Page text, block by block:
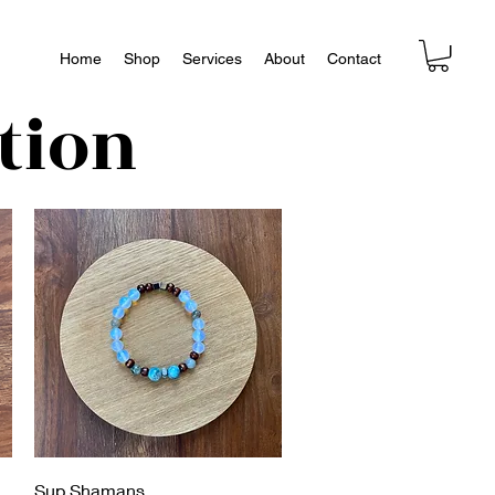
Home Shop Services About Contact
Vista rápida
Sup Shamans